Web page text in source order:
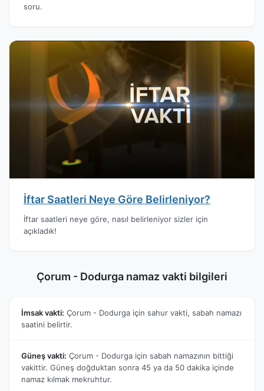
soru.
İftar Saatleri Neye Göre Belirleniyor?
İftar saatleri neye göre, nasıl belirleniyor sizler için
açıkladık!
Çorum - Dodurga namaz vakti bilgileri
İmsak vakti: Çorum - Dodurga için sahur vakti, sabah namazı
saatini belirtir.
Güneş vakti: Çorum - Dodurga için sabah namazının bittiği
vakittir. Güneş doğduktan sonra 45 ya da 50 dakika içinde
namaz kılmak mekruhtur.